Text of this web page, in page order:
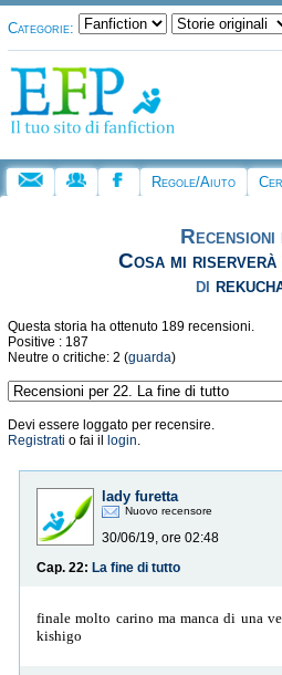
Categorie:
Regole/Aiuto
Recensioni
Cosa mi
di
Questa storia ha ottenuto 189 recensioni.
Positive : 187
Neutre o critiche: 2 (guarda)
Devi essere loggato per recensire.
Registrati o fai il login.
lady furetta
Nuovo recensore
30/06/19, ore 02:48
Cap. 22: La fine di tutto
finale molto carino ma manca di una
kishigo